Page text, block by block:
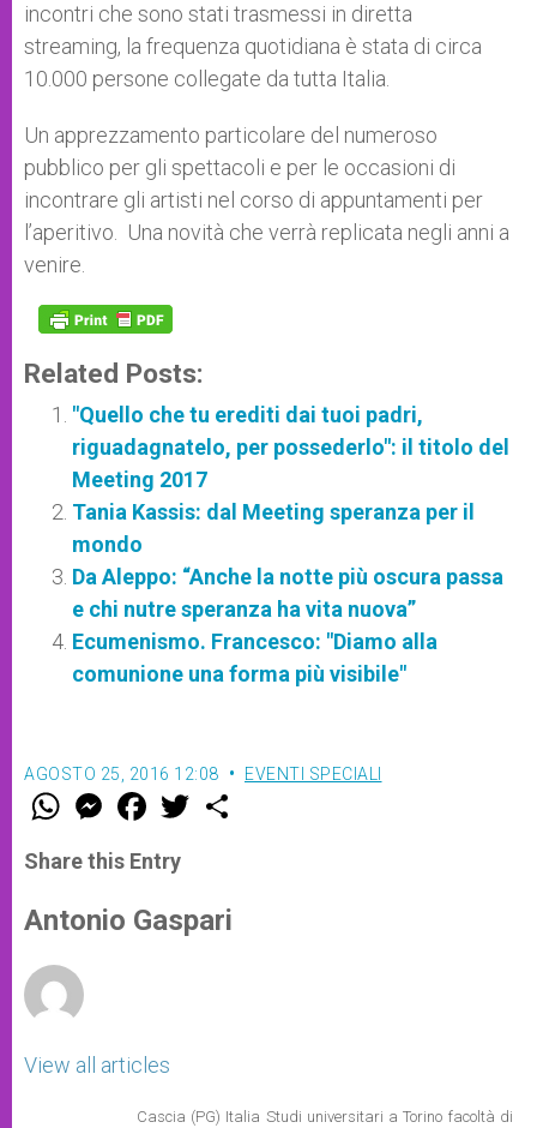
incontri che sono stati trasmessi in diretta
streaming, la frequenza quotidiana è stata di circa
10.000 persone collegate da tutta Italia.
Un apprezzamento particolare del numeroso
pubblico per gli spettacoli e per le occasioni di
incontrare gli artisti nel corso di appuntamenti per
l’aperitivo. Una novità che verrà replicata negli anni a
venire.
Related Posts:
"Quello che tu erediti dai tuoi padri,
riguadagnatelo, per possederlo": il titolo del
Meeting 2017
Tania Kassis: dal Meeting speranza per il
mondo
Da Aleppo: “Anche la notte più oscura passa
e chi nutre speranza ha vita nuova”
Ecumenismo. Francesco: "Diamo alla
comunione una forma più visibile"
AGOSTO 25, 2016 12:08 EVENTI SPECIALI
W
t
s
p
p
M
e
s
e
g
e
F
a
e
b
o
k
w
r
Share this Entry
Antonio Gaspari
View all articles
Cascia (PG) Italia Studi universitari a Torino facoltà di